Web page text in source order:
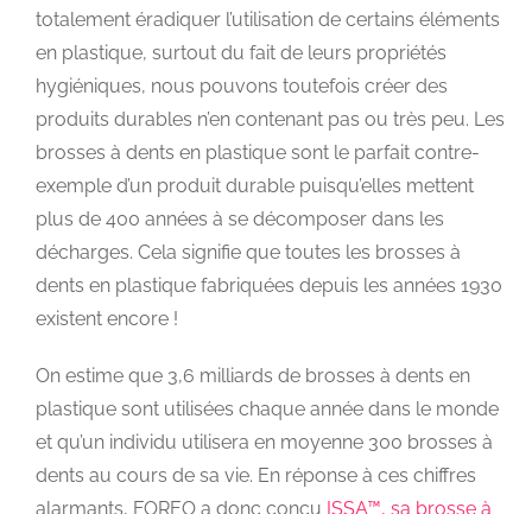
totalement éradiquer l’utilisation de certains éléments
en plastique, surtout du fait de leurs propriétés
hygiéniques, nous pouvons toutefois créer des
produits durables n’en contenant pas ou très peu. Les
brosses à dents en plastique sont le parfait contre-
exemple d’un produit durable puisqu’elles mettent
plus de 400 années à se décomposer dans les
décharges. Cela signifie que toutes les brosses à
dents en plastique fabriquées depuis les années 1930
existent encore !
On estime que 3,6 milliards de brosses à dents en
plastique sont utilisées chaque année dans le monde
et qu’un individu utilisera en moyenne 300 brosses à
dents au cours de sa vie. En réponse à ces chiffres
alarmants, FOREO a donc conçu ISSA™, sa brosse à